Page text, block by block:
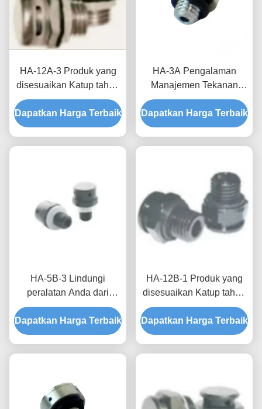
HA-12A-3 Produk yang
disesuaikan Katup tahan
air dan bernafas
Kombinasi teknologi dan
fungsi yang sempurna
Dapatkan Harga Terbaik
HA-3A Pengalaman
Manajemen Tekanan
Udara yang Tak
Terbandingkan Dengan
Produk Khusus Katup
Dapatkan Harga Terbaik
HA-5B-3 Lindungi
peralatan Anda dari
perbedaan tekanan dan
lingkungan lembab
dengan katup tahan air
Dapatkan Harga Terbaik
HA-12B-1 Produk yang
disesuaikan Katup tahan
air bernapas untuk turbin
angin dengan
permeabilitas udara yang
Dapatkan Harga Terbaik